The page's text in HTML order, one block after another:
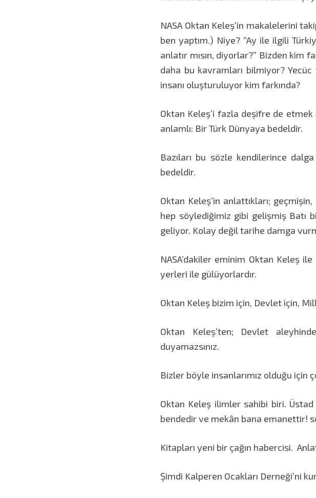
NASA Oktan Keleş’in makalelerini
ben yaptım.) Niye? “Ay ile ilgili
anlatır mısın, diyorlar?” Bizden kim
daha bu kavramları bilmiyor?
insanı oluşturuluyor kim farkında?
Oktan Keleş’i fazla deşifre de
anlamlı: Bir Türk Dünyaya bedeldir.
Bazıları bu sözle kendilerince
bedeldir.
Oktan Keleş’in anlattıkları;
hep söylediğimiz gibi gelişmiş Batı
geliyor. Kolay değil tarihe damga
NASA’dakiler eminim Oktan Keleş
yerleri ile gülüyorlardır.
Oktan Keleş bizim için, Devlet için,
Oktan Keleş’ten; Devlet
duyamazsınız.
Bizler böyle insanlarımız olduğu için
Oktan Keleş ilimler sahibi biri. Üstad
bendedir ve mekân bana emanettir!
Kitapları yeni bir çağın habercisi.
Şimdi Kalperen Ocakları Derneği’ni